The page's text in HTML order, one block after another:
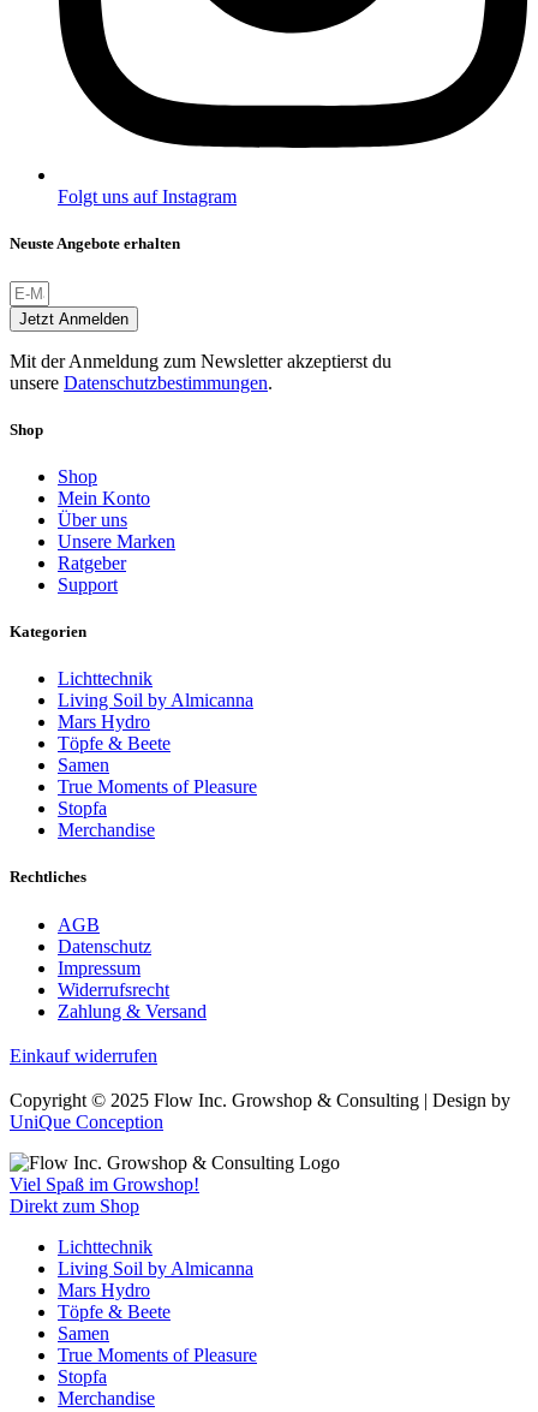
Folgt uns auf Instagram
Neuste Angebote erhalten
Jetzt Anmelden
Mit der Anmeldung zum Newsletter akzeptierst du
unsere Datenschutzbestimmungen.
Shop
Shop
Mein Konto
Über uns
Unsere Marken
Ratgeber
Support
Kategorien
Lichttechnik
Living Soil by Almicanna
Mars Hydro
Töpfe & Beete
Samen
True Moments of Pleasure
Stopfa
Merchandise
Rechtliches
AGB
Datenschutz
Impressum
Widerrufsrecht
Zahlung & Versand
Einkauf widerrufen
Copyright © 2025 Flow Inc. Growshop & Consulting | Design by
UniQue Conception
Viel Spaß im Growshop!
Direkt zum Shop
Lichttechnik
Living Soil by Almicanna
Mars Hydro
Töpfe & Beete
Samen
True Moments of Pleasure
Stopfa
Merchandise